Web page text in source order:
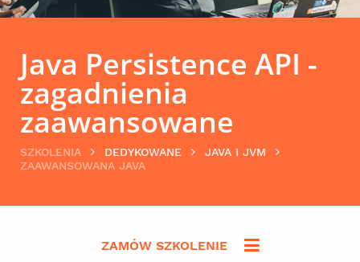
Java Persistence API -
zagadnienia
zaawansowane
SZKOLENIA DEDYKOWANE
JAVA I JVM
ZAAWANSOWANA JAVA
ZAMÓW SZKOLENIE